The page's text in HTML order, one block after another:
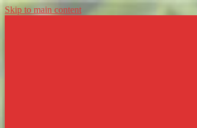
Skip to main content